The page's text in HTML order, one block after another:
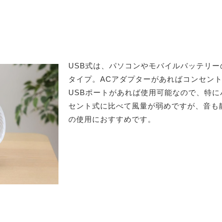
USB式は、パソコンやモバイルバッテリ
タイプ。ACアダプターがあればコンセン
USBポートがあれば使用可能なので、特
セント式に比べて風量が弱めですが、音
の使用におすすめです。